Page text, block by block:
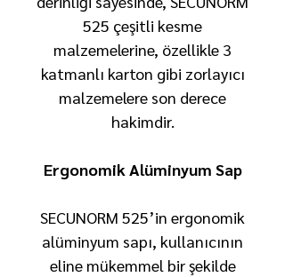
525 çeşitli kesme
malzemelerine, özellikle 3
katmanlı karton gibi zorlayıcı
malzemelere son derece
hakimdir.
Ergonomik Alüminyum Sap
SECUNORM 525’in ergonomik
alüminyum sapı, kullanıcının
eline mükemmel bir şekilde